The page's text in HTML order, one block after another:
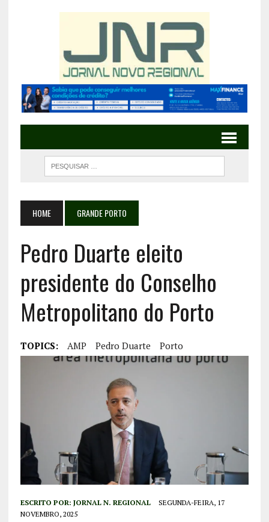
HOME GRANDE PORTO
Pedro Duarte eleito
presidente do Conselho
Metropolitano do Porto
TOPICS: AMP Pedro Duarte Porto
ESCRITO POR: JORNAL N. REGIONAL
SEGUNDA-FEIRA, 17
NOVEMBRO, 2025